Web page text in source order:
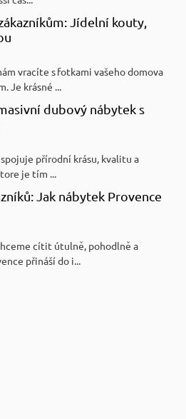
Jídelní kouty,
vracíte s fotkami vašeho domova
Je krásné ...
dubový nábytek s
přírodní krásu, kvalitu a
je tím ...
Jak nábytek Provence
cítit útulně, pohodlně a
přináší do i...